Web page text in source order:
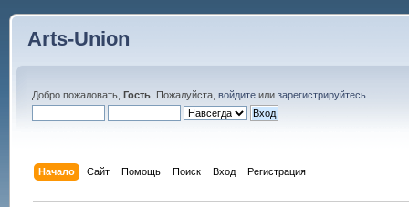
Arts-Union
Добро пожаловать, Гость. Пожалуйста, войдитеили зарегистрируйтесь.
Начало Сайт Помощь Поиск Вход Регистрация